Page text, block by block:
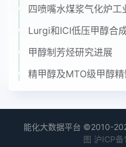
范围之内。[2] [英]E.C.
的烟控[M].王总之，地
的-项重要交通 工具,磊,
管齐下,共同做好地铁[3]
点及防护措施[J].中国公
的平安出行创造一个良
,2007(9) :28-29. .参考
铁火灾场景设计的初步
甲醇制芳烃研究进展
能化大数据平台 ©2010-
图 沪ICP